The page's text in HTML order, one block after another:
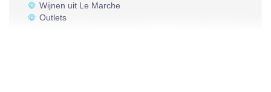
Wijnen uit Le Marche
Outlets